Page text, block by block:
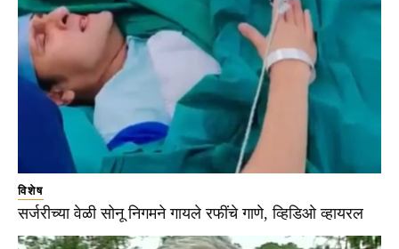
विशेष
सर्जरीच्या वेळी सोनू निगमने गायले रफींचे गाणे, व्हिडिओ व्हायरल